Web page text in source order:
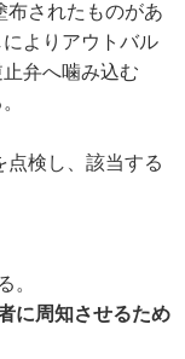
布されたものがあ
よりアウトバル
弁へ噛み込む
点検し、該当する
。
に周知させるため